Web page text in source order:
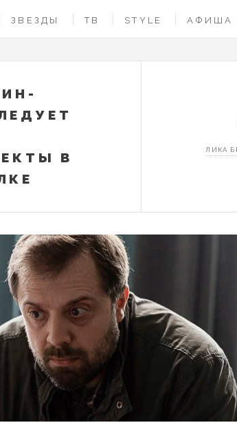
ЗВЕЗДЫ ТВ STYLE АФИША
В
ЛИКА